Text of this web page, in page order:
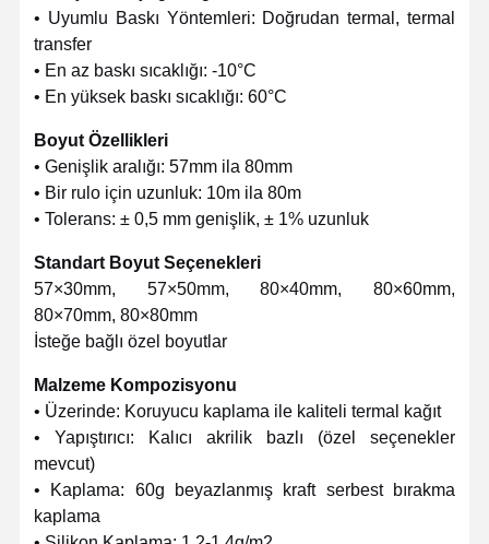
J Kesilmiş kağıt torba
E-ticaret çantaları
Kağıt torba düz tutma
El yapımı kağıt torbalar
Gıda servisi tek kullanımlık ürünler
Termal Kağıt Rulosu
Dokuma olmayan çantalar
• Uyumlu Baskı Yöntemleri: Doğrudan termal, termal
transfer
• En az baskı sıcaklığı: -10°C
• En yüksek baskı sıcaklığı: 60°C
Boyut Özellikleri
• Genişlik aralığı: 57mm ila 80mm
• Bir rulo için uzunluk: 10m ila 80m
• Tolerans: ± 0,5 mm genişlik, ± 1% uzunluk
Standart Boyut Seçenekleri
57×30mm, 57×50mm, 80×40mm, 80×60mm,
80×70mm, 80×80mm
İsteğe bağlı özel boyutlar
Malzeme Kompozisyonu
• Üzerinde: Koruyucu kaplama ile kaliteli termal kağıt
• Yapıştırıcı: Kalıcı akrilik bazlı (özel seçenekler
mevcut)
• Kaplama: 60g beyazlanmış kraft serbest bırakma
kaplama